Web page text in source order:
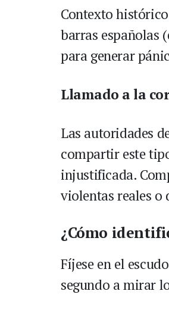
Contexto
barras españolas
para generar
Llamado a la
Las autoridades
compartir este
injustificada.
violentas reales o
¿Cómo
Fíjese en el
segundo a mirar